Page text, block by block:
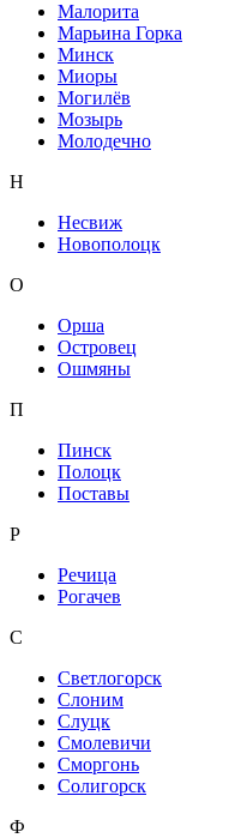
Малорита
Марьина Горка
Минск
Миоры
Могилёв
Мозырь
Молодечно
Н
Несвиж
Новополоцк
О
Орша
Островец
Ошмяны
П
Пинск
Полоцк
Поставы
Р
Речица
Рогачев
С
Светлогорск
Слоним
Слуцк
Смолевичи
Сморгонь
Солигорск
Ф